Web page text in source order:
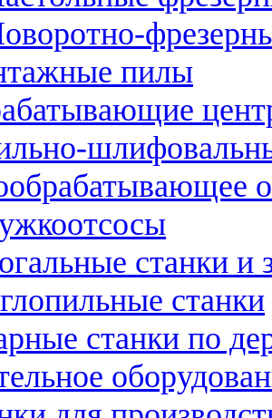
пилы
станки и
станки
станки по